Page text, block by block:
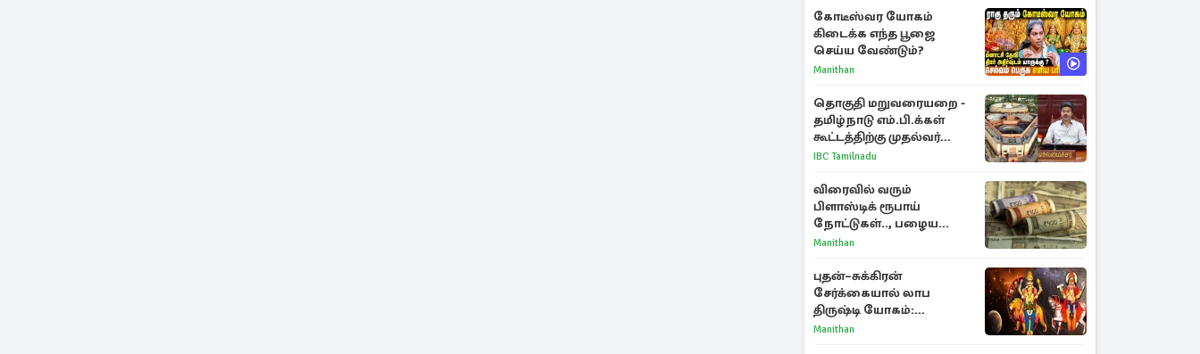
கோடீஸ்வர யோகம்
கிடைக்க எந்த பூஜை
செய்ய வேண்டும்?
Manithan
தொகுதி மறுவரையறை -
தமிழ்நாடு எம்.பி.க்கள்
கூட்டத்திற்கு முதல்வர்
விஜய் அழைப்பு
IBC Tamilnadu
விரைவில் வரும்
பிளாஸ்டிக் ரூபாய்
நோட்டுகள்.., பழைய
காகித நோட்டுகள்
Manithan
புதன்–சுக்கிரன்
சேர்க்கையால் லாப
திருஷ்டி யோகம்:
அதிர்ஷ்டம் பெறும் டாப் 3
Manithan